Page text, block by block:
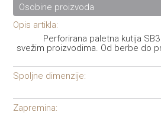
Osobine proizvoda
Opis artikla:
Perforirana paletna kutija
svežim proizvodima. Od berbe do
Spoljne dimenzije:
Zapremina: